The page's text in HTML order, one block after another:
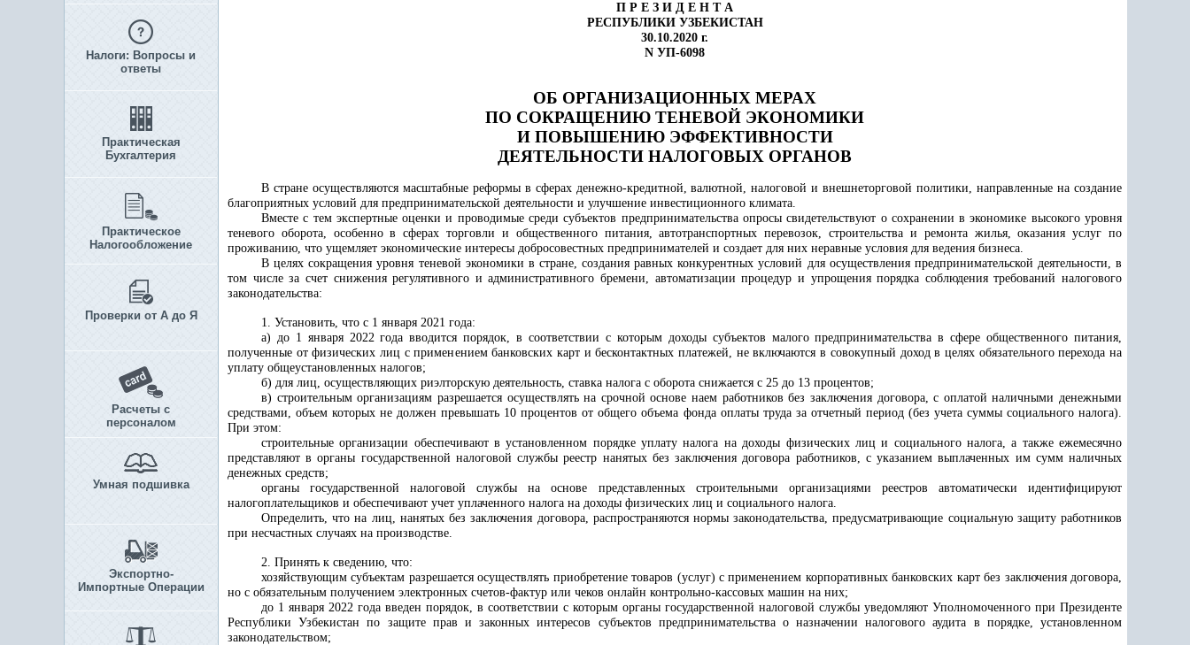
Налоги: Вопросы и
ответы
Практическая
Бухгалтерия
Практическое
Налогообложение
Проверки от А до Я
Расчеты с
персоналом
Умная подшивка
Экспортно-
Импортные Операции
П Р Е З И Д Е Н Т А
РЕСПУБЛИКИ УЗБЕКИСТАН
30.10.2020 г.
N УП-6098
ОБ ОРГАНИЗАЦИОННЫХ МЕРАХ
ПО СОКРАЩЕНИЮ ТЕНЕВОЙ ЭКОНОМИКИ
И ПОВЫШЕНИЮ ЭФФЕКТИВНОСТИ
ДЕЯТЕЛЬНОСТИ НАЛОГОВЫХ ОРГАНОВ
В стране осуществляются масштабные реформы в сферах денежно-кредитной, валютной, налоговой и внешнеторговой политики, направленные на создание
благоприятных условий для предпринимательской деятельности и улучшение инвестиционного климата.
Вместе с тем экспертные оценки и проводимые среди субъектов предпринимательства опросы свидетельствуют о сохранении в экономике высокого уровня
теневого оборота, особенно в сферах торговли и общественного питания, автотранспортных перевозок, строительства и ремонта жилья, оказания услуг по
проживанию, что ущемляет экономические интересы добросовестных предпринимателей и создает для них неравные условия для ведения бизнеса.
В целях сокращения уровня теневой экономики в стране, создания равных конкурентных условий для осуществления предпринимательской деятельности, в
том числе за счет снижения регулятивного и административного бремени, автоматизации процедур и упрощения порядка соблюдения требований налогового
законодательства:
1. Установить, что с 1 января 2021 года:
а) до 1 января 2022 года вводится порядок, в соответствии с которым доходы субъектов малого предпринимательства в сфере общественного питания,
полученные от физических лиц с применением банковских карт и бесконтактных платежей, не включаются в совокупный доход в целях обязательного перехода на
уплату общеустановленных налогов;
б) для лиц, осуществляющих риэлторскую деятельность, ставка налога с оборота снижается с 25 до 13 процентов;
в) строительным организациям разрешается осуществлять на срочной основе наем работников без заключения договора, с оплатой наличными денежными
средствами, объем которых не должен превышать 10 процентов от общего объема фонда оплаты труда за отчетный период (без учета суммы социального налога).
При этом:
строительные организации обеспечивают в установленном порядке уплату налога на доходы физических лиц и социального налога, а также ежемесячно
представляют в органы государственной налоговой службы реестр нанятых без заключения договора работников, с указанием выплаченных им сумм наличных
денежных средств;
органы государственной налоговой службы на основе представленных строительными организациями реестров автоматически идентифицируют
налогоплательщиков и обеспечивают учет уплаченного налога на доходы физических лиц и социального налога.
Определить, что на лиц, нанятых без заключения договора, распространяются нормы законодательства, предусматривающие социальную защиту работников
при несчастных случаях на производстве.
2. Принять к сведению, что:
хозяйствующим субъектам разрешается осуществлять приобретение товаров (услуг) с применением корпоративных банковских карт без заключения договора,
но с обязательным получением электронных счетов-фактур или чеков онлайн контрольно-кассовых машин на них;
до 1 января 2022 года введен порядок, в соответствии с которым органы государственной налоговой службы уведомляют Уполномоченного при Президенте
Республики Узбекистан по защите прав и законных интересов субъектов предпринимательства о назначении налогового аудита в порядке, установленном
законодательством;